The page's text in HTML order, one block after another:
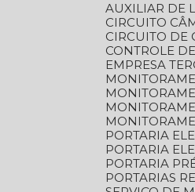
AUXILIAR
CIRCUITO
CIRCUITO
CONTROLE
EMPRESA
PORTARIA
PORTARIA
PORTARIA
PORTARIAS